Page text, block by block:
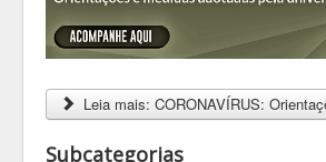
Leia mais: CORONAVÍRUS:
Subcategorias